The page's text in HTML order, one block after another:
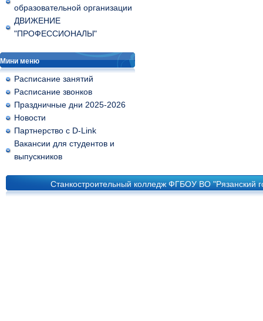
образовательной организации
ДВИЖЕНИЕ
"ПРОФЕССИОНАЛЫ"
Мини меню
Расписание занятий
Расписание звонков
Праздничные дни 2025-2026
Новости
Партнерство с D-Link
Вакансии для студентов и
выпускников
Станкостроительный колледж ФГБОУ ВО "Рязанский